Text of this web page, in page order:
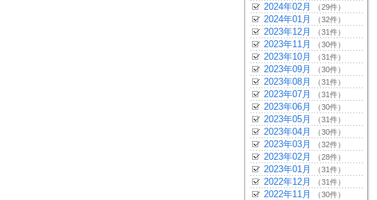
2024年02月 （29件）
2024年01月 （32件）
2023年12月 （31件）
2023年11月 （30件）
2023年10月 （31件）
2023年09月 （30件）
2023年08月 （31件）
2023年07月 （31件）
2023年06月 （30件）
2023年05月 （31件）
2023年04月 （30件）
2023年03月 （32件）
2023年02月 （28件）
2023年01月 （31件）
2022年12月 （31件）
2022年11月 （30件）